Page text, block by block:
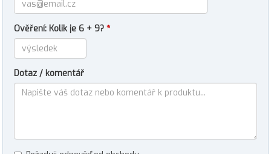
Ověření: Kolik je 6 + 9? *
Dotaz / komentář